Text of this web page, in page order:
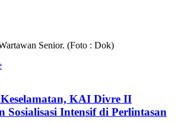
Senior. (Foto : Dok)
KAI Divre II
Sosialisasi Intensif di Perlintasan